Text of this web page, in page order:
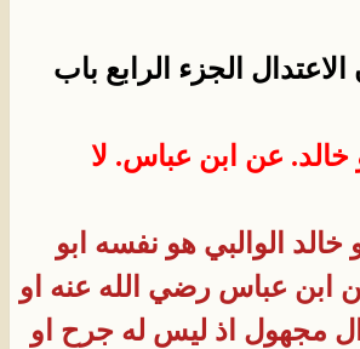
الجزء الرابع باب
خالد. عن ابن عباس. لا
خالد الوالبي هو نفسه ابو
ابن عباس رضي الله عنه او
مجهول اذ ليس له جرح او